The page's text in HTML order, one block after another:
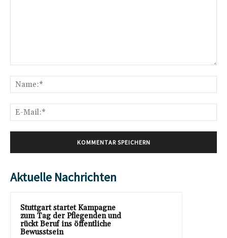
Aktuelle Nachrichten
Stuttgart startet Kampagne
zum Tag der Pflegenden und
rückt Beruf ins öffentliche
Bewusstsein